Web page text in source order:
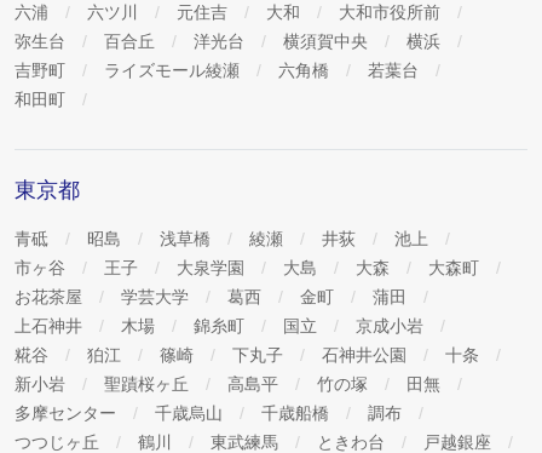
六浦
六ツ川 元住吉 大和
大和市役所前
弥生台
百合丘 洋光台 横須賀中央
横浜
吉野町
ライズモール綾瀬 六角橋
若葉台
和田町
東京都
青砥 昭島 浅草橋 綾瀬 井荻
池上
市ヶ谷
王子 大泉学園 大島 大森
大森町
お花茶屋
学芸大学 葛西 金町
蒲田
上石神井
木場 錦糸町 国立
京成小岩
糀谷
狛江 篠崎 下丸子 石神井公園
十条
新小岩
聖蹟桜ヶ丘 高島平 竹の塚
田無
多摩センター
千歳烏山 千歳船橋
調布
つつじヶ丘
鶴川 東武練馬 ときわ台
戸越銀座